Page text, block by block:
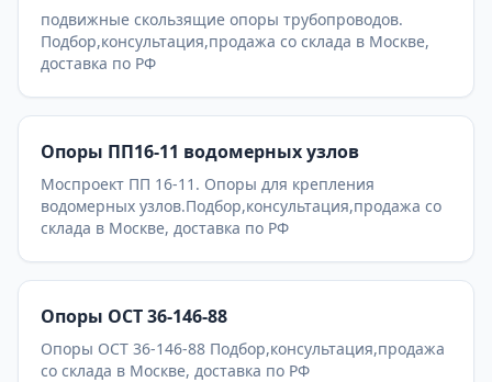
подвижные скользящие опоры трубопроводов.
Подбор,консультация,продажа со склада в Москве,
доставка по РФ
Опоры ПП16-11 водомерных узлов
Моспроект ПП 16-11. Опоры для крепления
водомерных узлов.Подбор,консультация,продажа со
склада в Москве, доставка по РФ
Опоры ОСТ 36-146-88
Опоры ОСТ 36-146-88 Подбор,консультация,продажа
со склада в Москве, доставка по РФ